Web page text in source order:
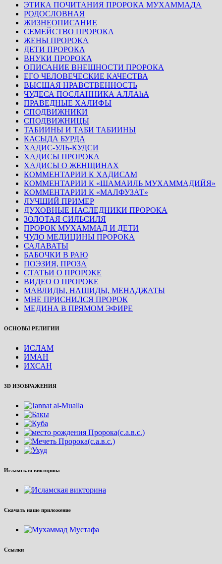
ЭТИКА ПОЧИТАНИЯ ПРОРОКА МУХАММАДА
РОДОСЛОВНАЯ
ЖИЗНЕОПИСАНИЕ
СЕМЕЙСТВО ПРОРОКА
ЖЕНЫ ПРОРОКА
ДЕТИ ПРОРОКА
ВНУКИ ПРОРОКА
ОПИСАНИЕ ВНЕШНОСТИ ПРОРОКА
ЕГО ЧЕЛОВЕЧЕСКИЕ КАЧЕСТВА
ВЫСШАЯ НРАВСТВЕННОСТЬ
ЧУДЕСА ПОСЛАННИКА АЛЛАhА
ПРАВЕДНЫЕ ХАЛИФЫ
СПОДВИЖНИКИ
СПОДВИЖНИЦЫ
ТАБИИНЫ И ТАБИ ТАБИИНЫ
КАСЫДА БУРДА
ХАДИС-УЛЬ-КУДСИ
ХАДИСЫ ПРОРОКА
ХАДИСЫ О ЖЕНЩИНАХ
КОММЕНТАРИИ К ХАДИСАМ
КОММЕНТАРИИ К «ШАМАИЛЬ МУХАММАДИЙЯ»
КОММЕНТАРИИ К «МАЛФУЗАТ»
ЛУЧШИЙ ПРИМЕР
ДУХОВНЫЕ НАСЛЕДНИКИ ПРОРОКА
ЗОЛОТАЯ СИЛЬСИЛЯ
ПРОРОК МУХАММАД И ДЕТИ
ЧУДО МЕДИЦИНЫ ПРОРОКА
САЛАВАТЫ
БАБОЧКИ В РАЮ
ПОЭЗИЯ, ПРОЗА
СТАТЬИ О ПРОРОКЕ
ВИДЕО О ПРОРОКЕ
МАВЛИДЫ, НАШИДЫ, МЕНАДЖАТЫ
МНЕ ПРИСНИЛСЯ ПРОРОК
МЕДИНА В ПРЯМОМ ЭФИРЕ
ОСНОВЫ РЕЛИГИИ
ИСЛАМ
ИМАН
ИХСАН
3D ИЗОБРАЖЕНИЯ
Исламская викторина
Скачать наше приложение
Ссылки